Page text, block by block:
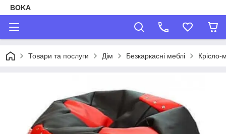
BOKA
Товари та послуги Дім Безкаркасні меблі